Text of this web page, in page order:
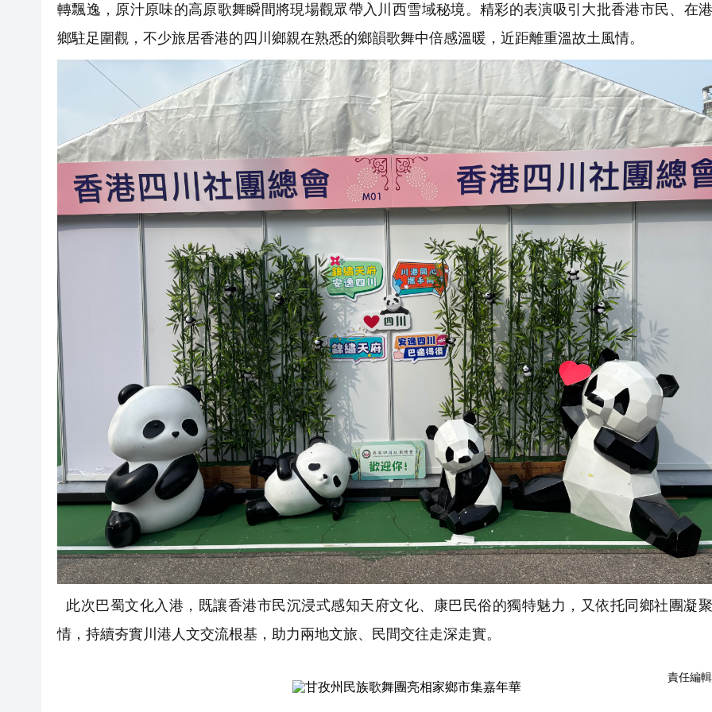
轉飄逸，原汁原味的高原歌舞瞬間將現場觀眾帶入川西雪域秘境。精彩的表演吸引大批香港市民、在
鄉駐足圍觀，不少旅居香港的四川鄉親在熟悉的鄉韻歌舞中倍感溫暖，近距離重溫故土風情。
此次巴蜀文化入港，既讓香港市民沉浸式感知天府文化、康巴民俗的獨特魅力，又依托同鄉社團凝
情，持續夯實川港人文交流根基，助力兩地文旅、民間交往走深走實。
責任編